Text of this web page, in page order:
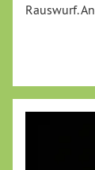
Rauswurf.